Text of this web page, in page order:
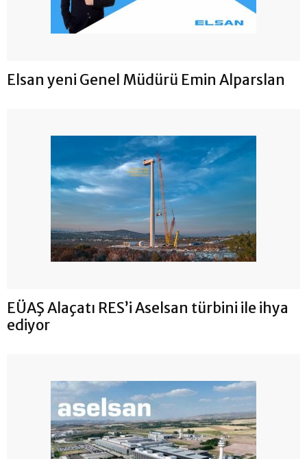
Elsan yeni Genel Müdürü Emin Alparslan
EÜAŞ Alaçatı RES’i Aselsan türbini ile ihya
ediyor